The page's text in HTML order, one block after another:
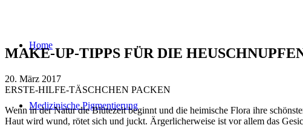
Home
Medizinische Pigmentierung
MAKE-UP-TIPPS FÜR DIE
20. März 2017
ERSTE-HILFE-TÄSCHCHEN PACKEN
Wenn in der Natur die Blütezeit beginnt und die heimische Flora ihre
Haut wird wund, rötet sich und juckt. Ärgerlicherweise ist vor allem das